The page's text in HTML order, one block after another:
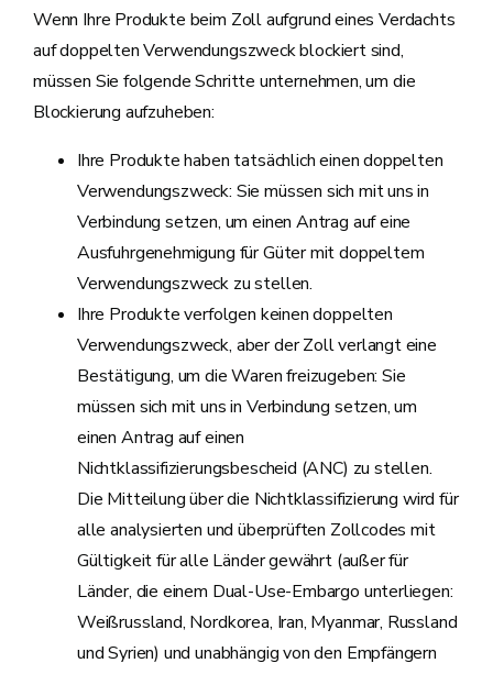
Wenn Ihre Produkte beim Zoll aufgrund eines Verdachts
auf doppelten Verwendungszweck blockiert sind,
müssen Sie folgende Schritte unternehmen, um die
Blockierung aufzuheben:
Ihre Produkte haben tatsächlich einen doppelten
Verwendungszweck: Sie müssen sich mit uns in
Verbindung setzen, um einen Antrag auf eine
Ausfuhrgenehmigung für Güter mit doppeltem
Verwendungszweck zu stellen.
Ihre Produkte verfolgen keinen doppelten
Verwendungszweck, aber der Zoll verlangt eine
Bestätigung, um die Waren freizugeben: Sie
müssen sich mit uns in Verbindung setzen, um
einen Antrag auf einen
Nichtklassifizierungsbescheid (ANC) zu stellen.
Die Mitteilung über die Nichtklassifizierung wird für
alle analysierten und überprüften Zollcodes mit
Gültigkeit für alle Länder gewährt (außer für
Länder, die einem Dual-Use-Embargo unterliegen:
Weißrussland, Nordkorea, Iran, Myanmar, Russland
und Syrien) und unabhängig von den Empfängern